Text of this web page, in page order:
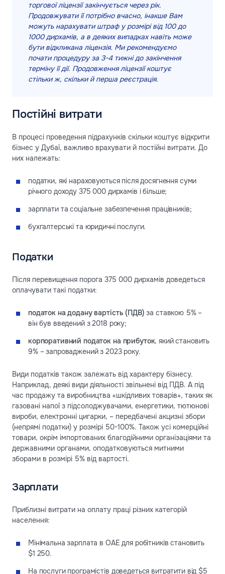
торгової ліцензії закінчується через рік.
Продовжувати її потрібно вчасно, інакше Вам
можуть нарахувати штраф у розмірі від 100 до
1000 дирхамів, а в деяких випадках навіть може
бути відкликана ліцензія. Ми рекомендуємо
почати процедуру за 3-4 тижні до закінчення
терміну її дії. Продовження ліцензії коштує
стільки ж, скільки й перша реєстрація.
Постійні витрати
В процесі проведення підрахунків скільки коштує відкрити
бізнес у Дубаї, важливо врахувати й постійні витрати. До
них належать:
податки, які нараховуються після досягнення суми
річного доходу 375 000 дирхамів і більше;
зарплати та соціальне забезпечення працівників;
бухгалтерські та юридичні послуги.
Податки
Після перевищення порога 375 000 дирхамів доведеться
оплачувати такі податки:
податок на додану вартість (ПДВ) за ставкою 5% –
він був введений з 2018 року;
корпоративний податок на прибуток, який становить
9% – запроваджений з 2023 року.
Види податків також залежать від характеру бізнесу.
Наприклад, деякі види діяльності звільнені від ПДВ. А під
час продажу та виробництва «шкідливих товарів», таких як
газовані напої з підсолоджувачами, енергетики, тютюнові
вироби, електронні цигарки, – передбачені акцизні збори
(непрямі податки) у розмірі 50-100%. Також усі комерційні
товари, окрім імпортованих благодійними організаціями та
державними органами, оподатковуються митними
зборами в розмірі 5% від вартості.
Зарплати
Приблизні витрати на оплату праці різних категорій
населення:
Мінімальна зарплата в ОАЕ для робітників становить
$1 250.
На послуги програмістів доведеться витратити від $5